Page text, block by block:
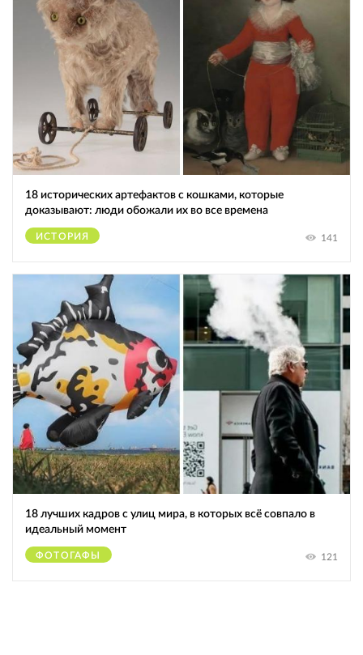
18 исторических артефактов с кошками, которые
доказывают: люди обожали их во все времена
ИСТОРИЯ 141
18 лучших кадров с улиц мира, в которых всё совпало в
идеальный момент
ФОТОГАФЫ 121